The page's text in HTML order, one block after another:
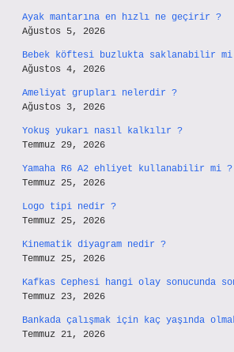
Ayak mantarına en hızlı ne geçirir ?
Ağustos 5, 2026
Bebek köftesi buzlukta saklanabilir
Ağustos 4, 2026
Ameliyat grupları nelerdir ?
Ağustos 3, 2026
Yokuş yukarı nasıl kalkılır ?
Temmuz 29, 2026
Yamaha R6 A2 ehliyet kullanabilir mi ?
Temmuz 25, 2026
Logo tipi nedir ?
Temmuz 25, 2026
Kinematik diyagram nedir ?
Temmuz 25, 2026
Kafkas Cephesi hangi olay sonucunda
Temmuz 23, 2026
Bankada çalışmak için kaç yaşında
Temmuz 21, 2026